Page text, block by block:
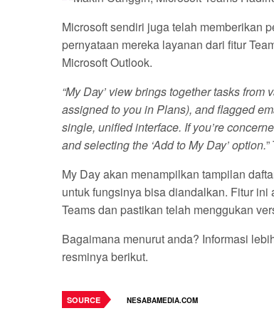
Microsoft sendiri juga telah memberikan
pernyataan mereka layanan dari fitur
Microsoft Outlook.
“My Day’ view brings together tasks
assigned to you in Plans), and flagged
single, unified interface. If you’re
and selecting the ‘Add to My Day’ option.
My Day akan menampilkan tampilan
untuk fungsinya bisa diandalkan. Fitur
Teams dan pastikan telah menggukan
Bagaimana menurut anda? Informasi
resminya berikut.
SOURCE NESABAMEDIA.COM